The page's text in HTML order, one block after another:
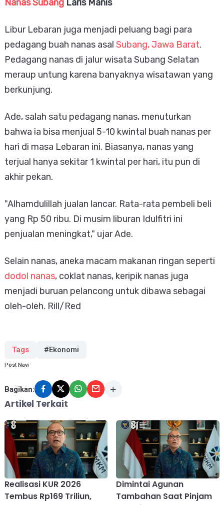
Nanas SubangLaris Manis
Libur Lebaran juga menjadi peluang bagi para
pedagang buah nanas asal Subang, Jawa Barat.
Pedagang nanas di jalur wisata Subang Selatan
meraup untung karena banyaknya wisatawan yang
berkunjung.
Ade, salah satu pedagang nanas, menuturkan
bahwa ia bisa menjual 5-10 kwintal buah nanas per
hari di masa Lebaran ini. Biasanya, nanas yang
terjual hanya sekitar 1 kwintal per hari, itu pun di
akhir pekan.
"Alhamdulillah jualan lancar. Rata-rata pembeli beli
yang Rp 50 ribu. Di musim liburan Idulfitri ini
penjualan meningkat," ujar Ade.
Selain nanas, aneka macam makanan ringan seperti
dodol nanas, coklat nanas, keripik nanas juga
menjadi buruan pelancong untuk dibawa sebagai
oleh-oleh. Rill/Red
Tags #Ekonomi
Post Navi
Bagikan:
Artikel Terkait
Realisasi KUR 2026
Tembus Rp169 Triliun,
Dimintai Agunan
Tambahan Saat Pinjam